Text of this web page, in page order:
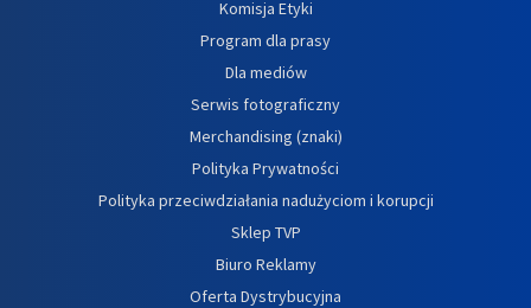
Komisja Etyki
Program dla prasy
Dla mediów
Serwis fotograficzny
Merchandising (znaki)
Polityka Prywatności
Polityka przeciwdziałania nadużyciom i korupcji
Sklep TVP
Biuro Reklamy
Oferta Dystrybucyjna